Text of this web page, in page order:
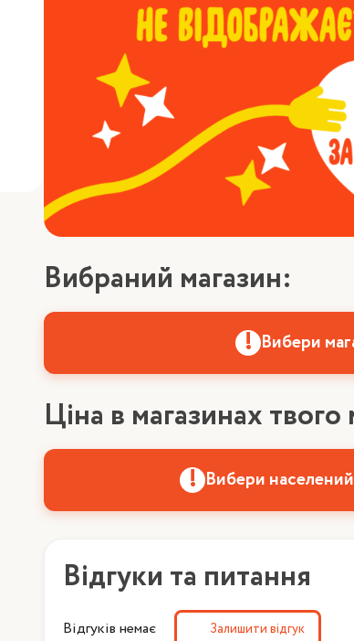
Вибраний магазин:
Вибери
Ціна в магазинах твого
Вибери
Відгуки та питання
Відгуків немає Залишити відгук